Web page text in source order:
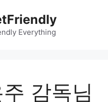
Everything
감독님